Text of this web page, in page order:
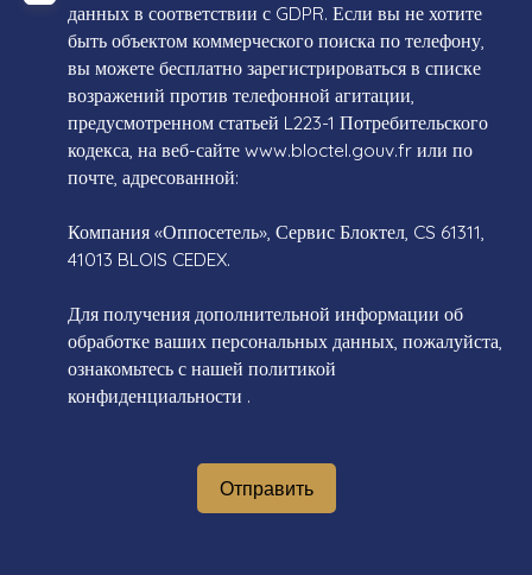
данных в соответствии с GDPR. Если вы не хотите
быть объектом коммерческого поиска по телефону,
вы можете бесплатно зарегистрироваться в списке
возражений против телефонной агитации,
предусмотренном статьей L223-1 Потребительского
кодекса, на веб-сайте www.bloctel.gouv.fr или по
почте, адресованной:
Компания «Оппосетель», Сервис Блоктел, CS 61311,
41013 BLOIS CEDEX.
Для получения дополнительной информации об
обработке ваших персональных данных, пожалуйста,
ознакомьтесь с нашей политикой
конфиденциальности .
Отправить